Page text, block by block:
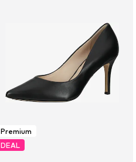
Premium
DEAL